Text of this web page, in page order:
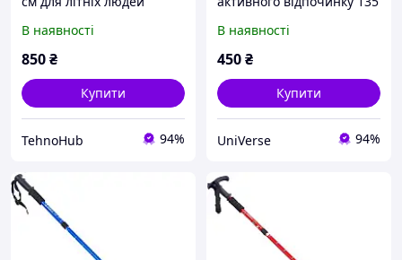
M806H00A25
В наявності
850₴
Купити
TehnoHub 94%
В наявності
450₴
Купити
UniVerse 94%